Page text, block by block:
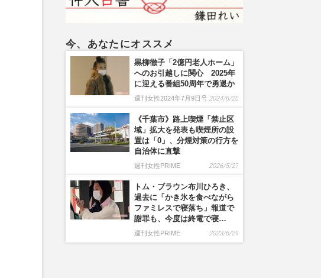
今、あなたにオススメ
黒柳徹子「2億円老人ホーム」
へのお引越しに関心 2025年
に迎える番組50周年で勇退か
週刊女性2024年7月9日号 2024/6/25
《千葉市》路上喫煙「禁止区
域」拡大を発表も喫煙所の設
置は「0」、分煙対策の行方を
自治体に直撃
週刊女性PRIME 2026/5/27
トム・ブラウン布川ひろき、
過去に「かき氷を食べながら
ファミレスで寝落ち」報道で
謝罪も、今度は終電で寝…
週刊女性PRIME 2023/6/29